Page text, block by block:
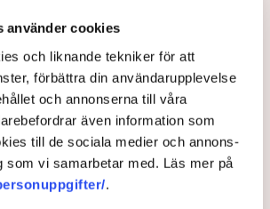
använder cookies
och liknande tekniker för att
förbättra din användarupplevelse
och annonserna till våra
även information som
till de sociala medier och annons-
som vi samarbetar med. Läs mer på
.
på Neova, till TN. Nu
för skador på
miljoner kronor.
i Grimsås lamslås av
Våtmarker. Mats Henriksson,
på Neova, som befinner sig på plats,
40-tal personer spred ut sig över den
förra veckan och